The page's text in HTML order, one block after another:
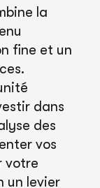
la
fine et un
dans
des
vos
votre
un levier